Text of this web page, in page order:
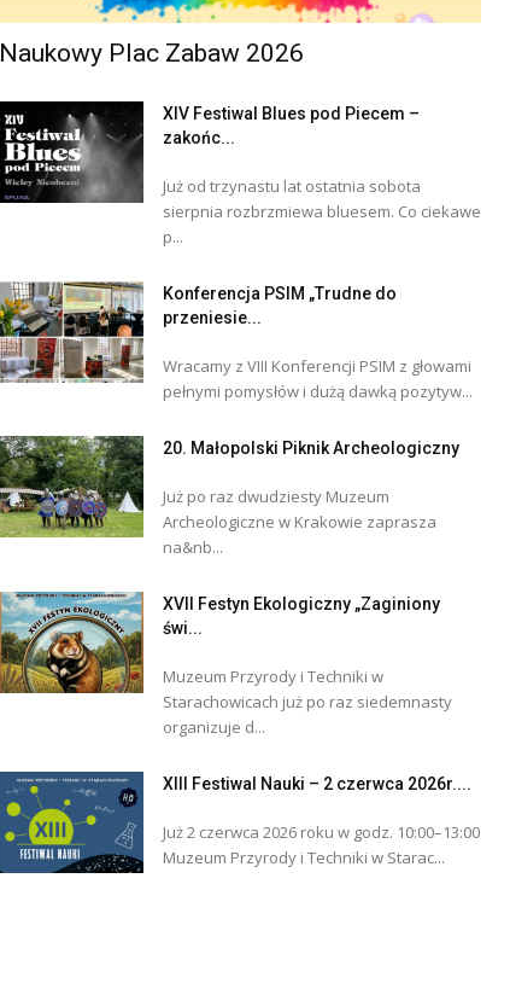
Naukowy Plac Zabaw 2026
XIV Festiwal Blues pod Piecem –
zakońc...
Już od trzynastu lat ostatnia sobota
sierpnia rozbrzmiewa bluesem. Co ciekawe
p...
Konferencja PSIM „Trudne do
przeniesie...
Wracamy z VIII Konferencji PSIM z głowami
pełnymi pomysłów i dużą dawką pozytyw...
20. Małopolski Piknik Archeologiczny
Już po raz dwudziesty Muzeum
Archeologiczne w Krakowie zaprasza
na&nb...
XVII Festyn Ekologiczny „Zaginiony
świ...
Muzeum Przyrody i Techniki w
Starachowicach już po raz siedemnasty
organizuje d...
XIII Festiwal Nauki – 2 czerwca 2026r....
Już 2 czerwca 2026 roku w godz. 10:00–13:00
Muzeum Przyrody i Techniki w Starac...